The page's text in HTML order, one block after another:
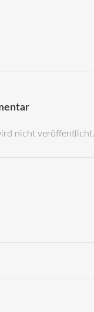
nicht veröffentlicht.